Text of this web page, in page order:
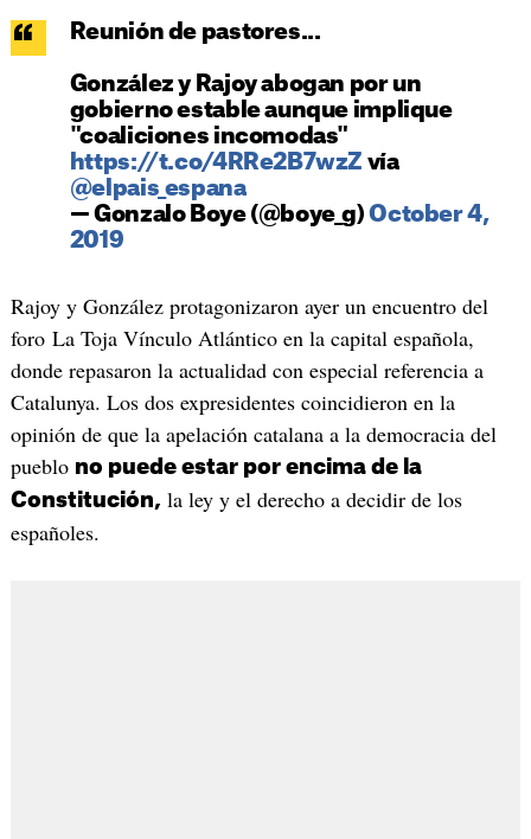
Reunión de pastores...
González y Rajoy abogan por un
gobierno estable aunque implique
"coaliciones incomodas"
https://t.co/4RRe2B7wzZ vía
@elpais_espana
— Gonzalo Boye (@boye_g)October 4,
2019
Rajoy y González protagonizaron ayer un encuentro del
foro La Toja Vínculo Atlántico en la capital española,
donde repasaron la actualidad con especial referencia a
Catalunya. Los dos expresidentes coincidieron en la
opinión de que la apelación catalana a la democracia del
pueblo no puede estar por encima de la
Constitución, la ley y el derecho a decidir de los
españoles.